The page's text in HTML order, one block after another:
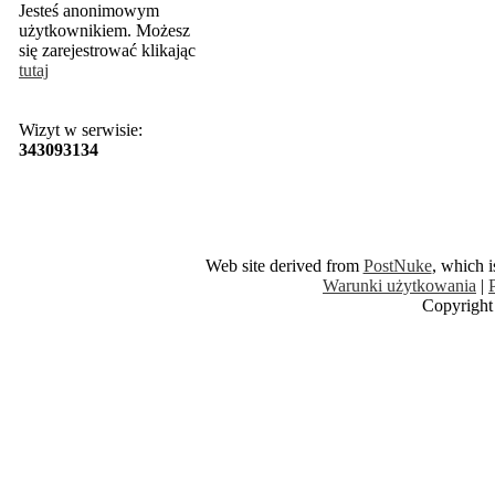
Jesteś anonimowym
użytkownikiem. Możesz
się zarejestrować klikając
tutaj
Wizyt w serwisie:
343093134
Web site derived from PostNuke, which
Warunki użytkowania |